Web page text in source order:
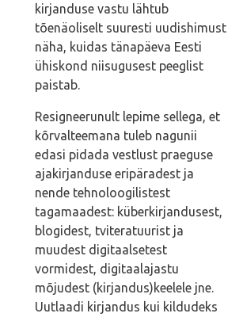
kirjanduse vastu lähtub
tõenäoliselt suuresti uudishimust
näha, kuidas tänapäeva Eesti
ühiskond niisugusest peeglist
paistab.
Resigneerunult lepime sellega, et
kõrvalteemana tuleb nagunii
edasi pidada vestlust praeguse
ajakirjanduse eripäradest ja
nende tehnoloogilistest
tagamaadest: küberkirjandusest,
blogidest, tviteratuurist ja
muudest digitaalsetest
vormidest, digitaalajastu
mõjudest (kirjandus)keelele jne.
Uutlaadi kirjandus kui kildudeks